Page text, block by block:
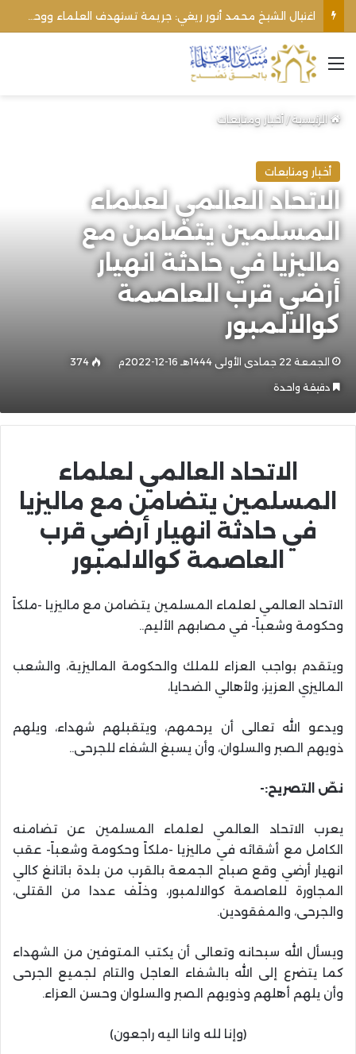
القائمة
الرئيسية/أخبار ومتابعات
أخبار ومتابعات
الاتحاد العالمي لعلماء
المسلمين يتضامن مع
ماليزيا في حادثة انهيار
أرضي قرب العاصمة
كوالالمبور
الجمعة 22 جمادى الأولى 1444هـ 16-12-2022م 374
دقيقة واحدة
الاتحاد العالمي لعلماء
المسلمين يتضامن مع ماليزيا
في حادثة انهيار أرضي قرب
العاصمة كوالالمبور
الاتحاد العالمي لعلماء المسلمين يتضامن مع ماليزيا -ملكاً
وحكومة وشعباً- في مصابهم الأليم..
ويتقدم بواجب العزاء للملك والحكومة الماليزية، والشعب
الماليزي العزيز، ولأهالي الضحايا،
ويدعو الله تعالى أن يرحمهم، ويتقبلهم شهداء، ويلهم
ذويهم الصبر والسلوان، وأن يسبغ الشفاء للجرحى..
نصّ التصريح:-
يعرب الاتحاد العالمي لعلماء المسلمين عن تضامنه
الكامل مع أشقائه في ماليزيا -ملكاً وحكومة وشعباً- عقب
انهيار أرضي وقع صباح الجمعة بالقرب من بلدة باتانغ كالي
المجاورة للعاصمة كوالالمبور، وخلّف عددا من القتلى،
والجرحى، والمفقودين.
ويسأل الله سبحانه وتعالى أن يكتب المتوفين من الشهداء
كما يتضرع إلى الله بالشفاء العاجل والتام لجميع الجرحى
وأن يلهم أهلهم وذويهم الصبر والسلوان وحسن العزاء.
(وإنا لله وانا اليه راجعون)